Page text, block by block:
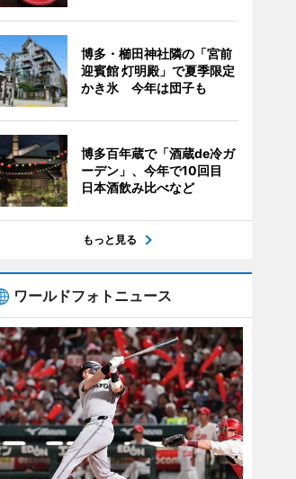
博多・櫛田神社隣の「宮前
迎賓館 灯明殿」で夏季限定
かき氷 今年は団子も
博多百年蔵で「酒蔵de冷ガ
ーデン」、今年で10回目
日本酒飲み比べなど
もっと見る
ワールドフォトニュース